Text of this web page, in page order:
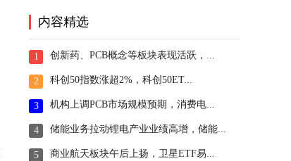
内容精选
1 创新药、PCB概念等板块表现活跃，...
2 科创50指数涨超2%，科创50ET...
3 机构上调PCB市场规模预期，消费电...
4 储能业务拉动锂电产业业绩高增，储能...
5 商业航天板块午后上扬，卫星ETF易...